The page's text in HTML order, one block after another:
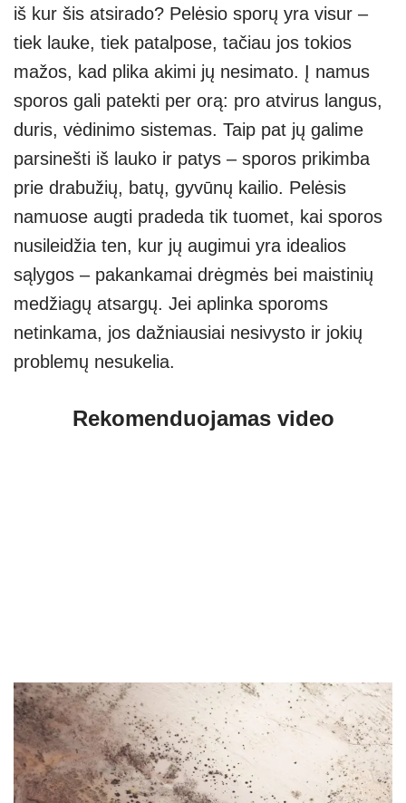
iš kur šis atsirado? Pelėsio sporų yra visur –
tiek lauke, tiek patalpose, tačiau jos tokios
mažos, kad plika akimi jų nesimato. Į namus
sporos gali patekti per orą: pro atvirus langus,
duris, vėdinimo sistemas. Taip pat jų galime
parsinešti iš lauko ir patys – sporos prikimba
prie drabužių, batų, gyvūnų kailio. Pelėsis
namuose augti pradeda tik tuomet, kai sporos
nusileidžia ten, kur jų augimui yra idealios
sąlygos – pakankamai drėgmės bei maistinių
medžiagų atsargų. Jei aplinka sporoms
netinkama, jos dažniausiai nesivysto ir jokių
problemų nesukelia.
Rekomenduojamas video